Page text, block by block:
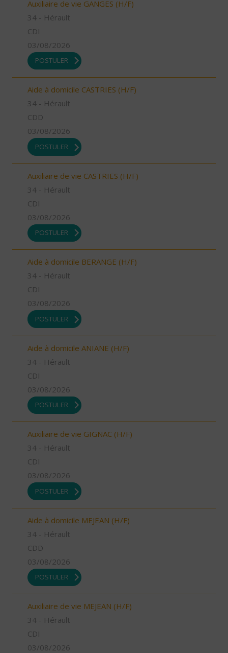
Auxiliaire de vie GANGES (H/F)
34 - Hérault
CDI
03/08/2026
POSTULER
Aide à domicile CASTRIES (H/F)
34 - Hérault
CDD
03/08/2026
POSTULER
Auxiliaire de vie CASTRIES (H/F)
34 - Hérault
CDI
03/08/2026
POSTULER
Aide à domicile BERANGE (H/F)
34 - Hérault
CDI
03/08/2026
POSTULER
Aide à domicile ANIANE (H/F)
34 - Hérault
CDI
03/08/2026
POSTULER
Auxiliaire de vie GIGNAC (H/F)
34 - Hérault
CDI
03/08/2026
POSTULER
Aide à domicile MEJEAN (H/F)
34 - Hérault
CDD
03/08/2026
POSTULER
Auxiliaire de vie MEJEAN (H/F)
34 - Hérault
CDI
03/08/2026